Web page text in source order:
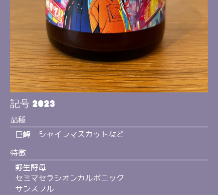
記号 2023
品種
巨峰 シャインマスカットなど
特徴
野生酵母
セミマセラシオンカルボニック
サンスフル